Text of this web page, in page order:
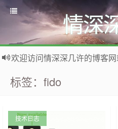
情深
标签：fido
技术日志